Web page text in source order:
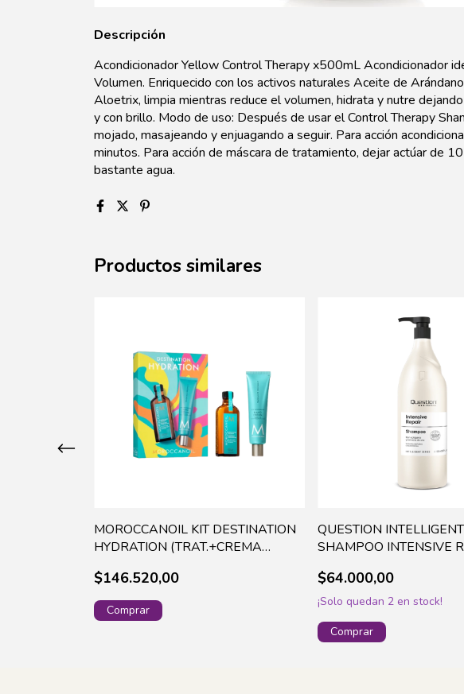
Descripción
Acondicionador Yellow Control Therapy x500mL Acondicionador
Volumen. Enriquecido con los activos naturales Aceite de
Aloetrix, limpia mientras reduce el volumen, hidrata y nutre
y con brillo. Modo de uso: Después de usar el Control Therapy
mojado, masajeando y enjuagando a seguir. Para acción
minutos. Para acción de máscara de tratamiento, dejar actúar de
bastante agua.
Productos similares
MOROCCANOIL KIT DESTINATION
HYDRATION (TRAT.+CREMA
$146.520,00
QUESTION
SHAMPOO INTENSIVE
$64.000,00
¡Solo quedan 2 en stock!